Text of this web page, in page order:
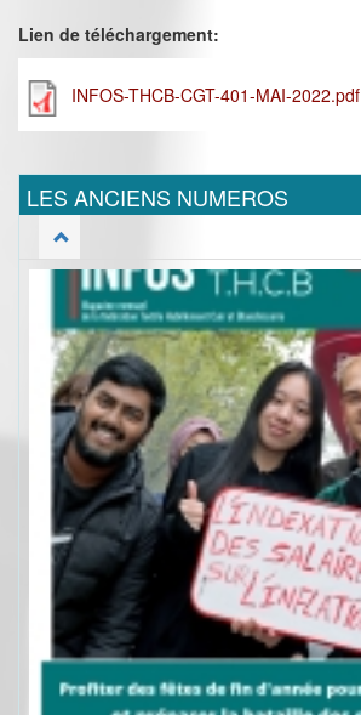
Lien de téléchargement:
INFOS-THCB-CGT-401-MAI-2022.pdf
LES ANCIENS NUMEROS